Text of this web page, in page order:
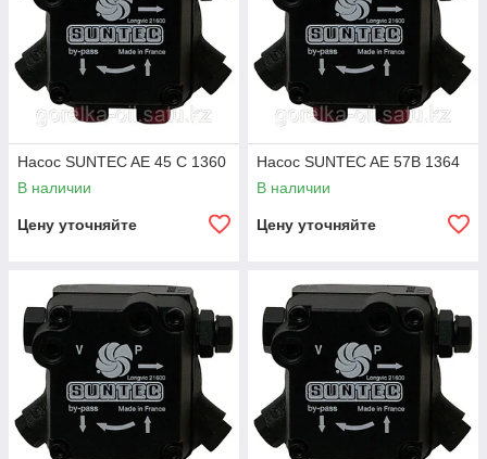
Насос SUNTEC AE 45 C 1360
В наличии
Цену уточняйте
Насос SUNTEC AE 57B 1364
В наличии
Цену уточняйте